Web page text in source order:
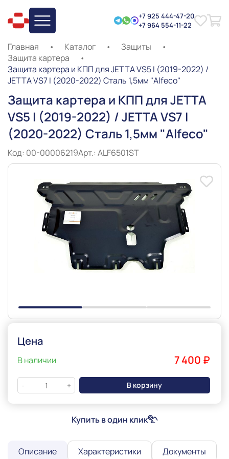
+7 925 444-47-20
+7 964 554-11-22
Главная • Каталог • Защиты
•
Защита картера
•
Защита картера и КПП для JETTA VS5 I (2019-2022) /
JETTA VS7 I (2020-2022) Сталь 1,5мм "Alfeco"
Защита картера и КПП для JETTA
VS5 I (2019-2022) / JETTA VS7 I
(2020-2022) Сталь 1,5мм "Alfeco"
Код: 00-00006219Арт.: ALF6501ST
Цена
В наличии 7 400 ₽
- + В корзину
Купить в один клик
Описание Характеристики
Документы